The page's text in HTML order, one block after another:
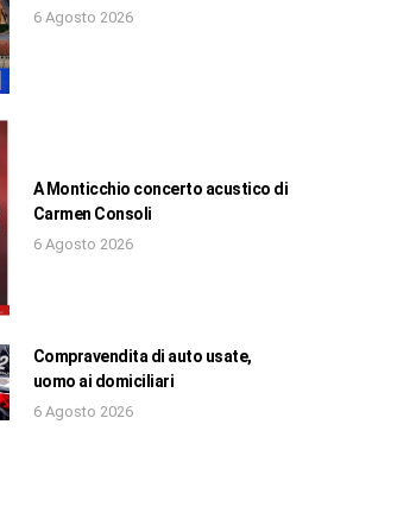
6 Agosto 2026
A Monticchio concerto acustico di
Carmen Consoli
6 Agosto 2026
Compravendita di auto usate,
uomo ai domiciliari
6 Agosto 2026